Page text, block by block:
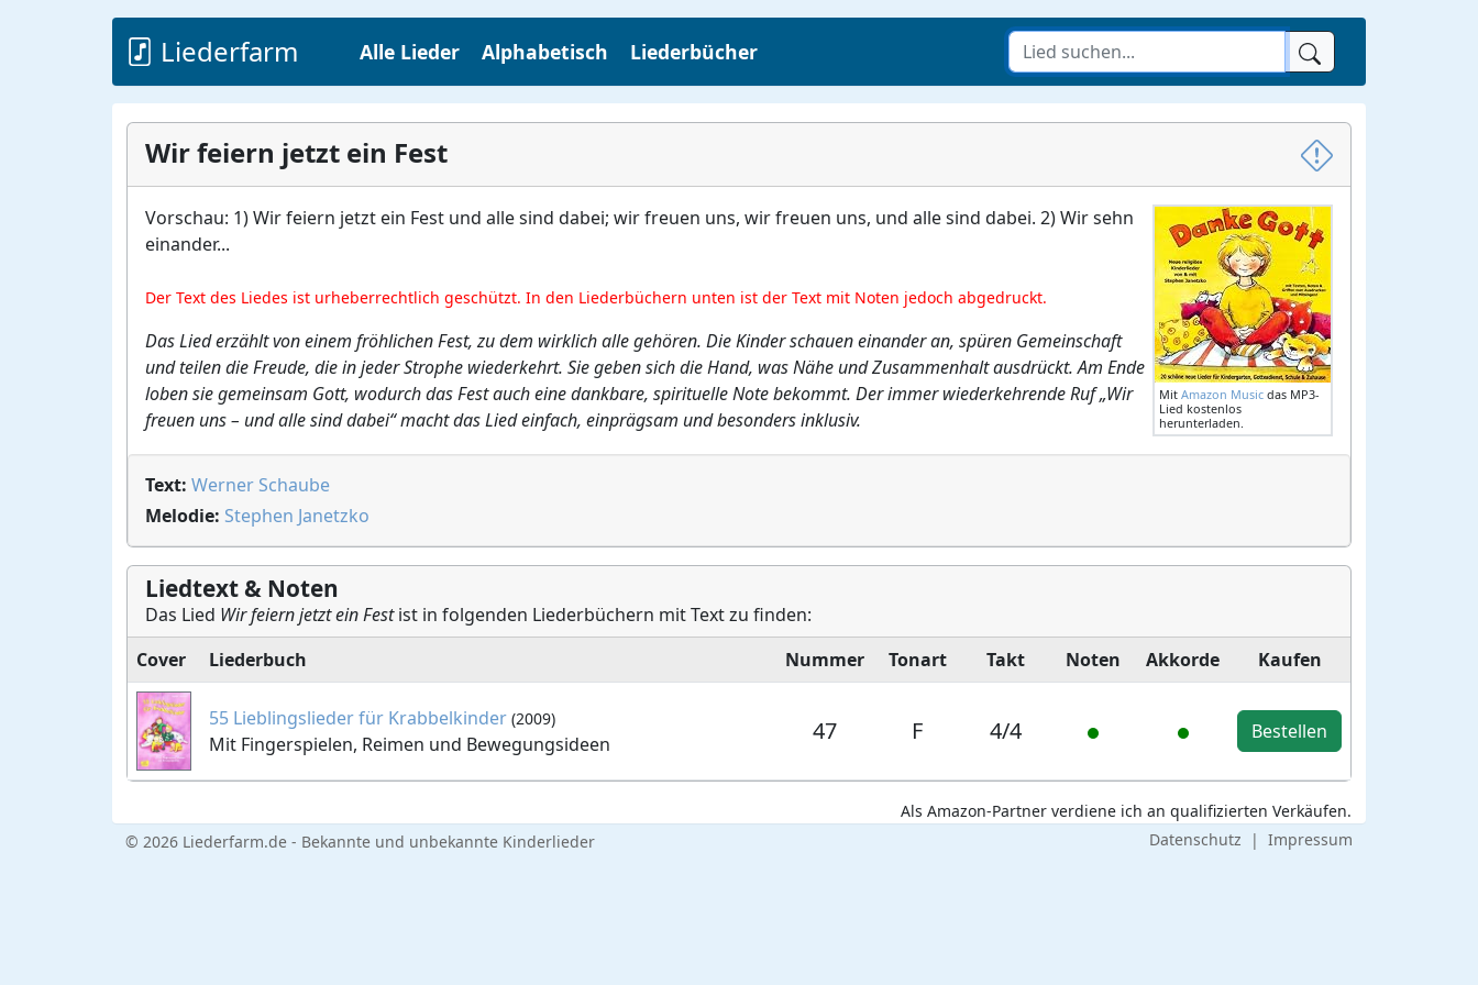
Liederfarm Alle Lieder Alphabetisch Liederbücher
Wir feiern jetzt ein Fest
Mit Amazon Music das MP3-
Lied kostenlos
herunterladen.
Vorschau: 1) Wir feiern jetzt ein Fest und alle sind dabei; wir freuen uns, wir freuen uns, und alle sind dabei. 2) Wir sehn
einander...
Der Text des Liedes ist urheberrechtlich geschützt. In den Liederbüchern unten ist der Text mit Noten jedoch abgedruckt.
Das Lied erzählt von einem fröhlichen Fest, zu dem wirklich alle gehören. Die Kinder schauen einander an, spüren Gemeinschaft
und teilen die Freude, die in jeder Strophe wiederkehrt. Sie geben sich die Hand, was Nähe und Zusammenhalt ausdrückt. Am Ende
loben sie gemeinsam Gott, wodurch das Fest auch eine dankbare, spirituelle Note bekommt. Der immer wiederkehrende Ruf „Wir
freuen uns – und alle sind dabei“ macht das Lied einfach, einprägsam und besonders inklusiv.
Text: Werner Schaube
Melodie: Stephen Janetzko
Liedtext & Noten
Das Lied Wir feiern jetzt ein Festist in folgenden Liederbüchern mit Text zu finden:
Cover
Liederbuch Nummer Tonart Takt Noten Akkorde Kaufen
55 Lieblingslieder für Krabbelkinder (2009)
Mit Fingerspielen, Reimen und Bewegungsideen 47 F 4/4 Bestellen
Als Amazon-Partner verdiene ich an qualifizierten Verkäufen.
© 2026 Liederfarm.de - Bekannte und unbekannte Kinderlieder
Datenschutz | Impressum